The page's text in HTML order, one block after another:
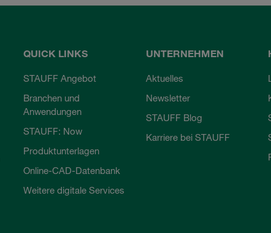
QUICK LINKS
STAUFF Angebot
Branchen und
Anwendungen
STAUFF: Now
Produktunterlagen
Online-CAD-Datenbank
Weitere digitale Services
UNTERNEHMEN
Aktuelles
Newsletter
STAUFF Blog
Karriere bei STAUFF